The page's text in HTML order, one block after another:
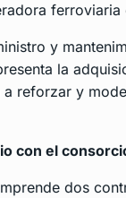
ferroviaria
y
la
reforzar y
con el
dos